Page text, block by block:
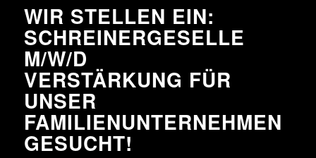
WIR STELLEN EIN:
SCHREINERGESELLE
M/W/D
VERSTÄRKUNG FÜR
UNSER
FAMILIENUNTERNEHMEN
GESUCHT!